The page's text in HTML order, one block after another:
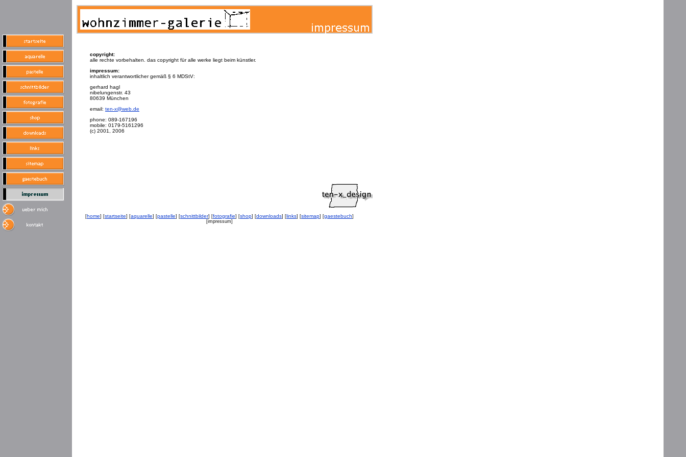
copyright:
alle rechte vorbehalten. das copyright für alle werke liegt beim künstler.
impressum:
inhaltlich verantwortlicher gemäß § 6 MDStV:
gerhard hagl
nibelungenstr. 43
80639 München
email: ten-x@web.de
phone: 089-167196
mobile: 0179-5161296
(c) 2001, 2006
[home] [startseite] [aquarelle] [pastelle] [schnittbilder] [fotografie] [shop] [downloads] [links] [sitemap] [gaestebuch]
[impressum]